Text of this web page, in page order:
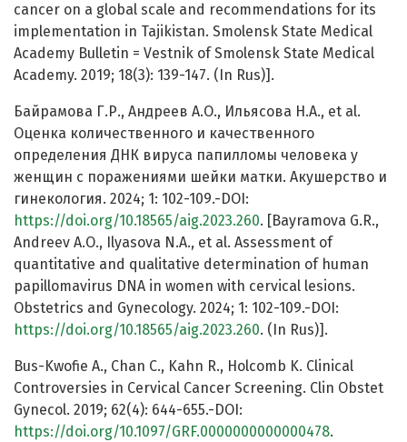
cancer on a global scale and recommendations for its
implementation in Tajikistan. Smolensk State Medical
Academy Bulletin = Vestnik of Smolensk State Medical
Academy. 2019; 18(3): 139-147. (In Rus)].
Байрамова Г.Р., Андреев А.О., Ильясова Н.А., et al.
Оценка количественного и качественного
определения ДНК вируса папилломы человека у
женщин с поражениями шейки матки. Акушерство и
гинекология. 2024; 1: 102-109.-DOI:
https://doi.org/10.18565/aig.2023.260. [Bayramova G.R.,
Andreev A.O., Ilyasova N.A., et al. Assessment of
quantitative and qualitative determination of human
papillomavirus DNA in women with cervical lesions.
Obstetrics and Gynecology. 2024; 1: 102-109.-DOI:
https://doi.org/10.18565/aig.2023.260. (In Rus)].
Bus-Kwofie A., Chan C., Kahn R., Holcomb K. Clinical
Controversies in Cervical Cancer Screening. Clin Obstet
Gynecol. 2019; 62(4): 644-655.-DOI:
https://doi.org/10.1097/GRF.0000000000000478.